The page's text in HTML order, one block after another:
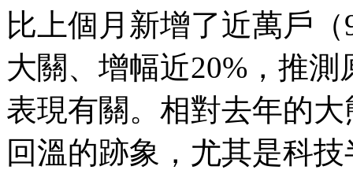
比上個月新增了近萬戶
大關、增幅近20%，推
表現有關。相對去年的
回溫的跡象，尤其是科